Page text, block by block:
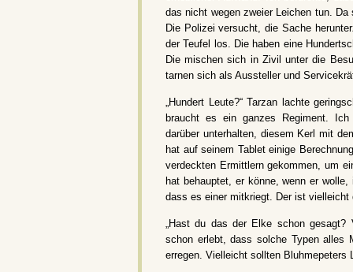
das nicht wegen zweier Leichen tun.
Die Polizei versucht, die Sache
der Teufel los. Die haben eine
Die mischen sich in Zivil unter die
tarnen sich als Aussteller und
„Hundert Leute?“ Tarzan lachte
braucht es ein ganzes Regiment.
darüber unterhalten, diesem Kerl mit
hat auf seinem Tablet einige
verdeckten Ermittlern gekommen, um
hat behauptet, er könne, wenn er
dass es einer mitkriegt. Der ist vielleicht
„Hast du das der Elke schon
schon erlebt, dass solche Typen alles
erregen. Vielleicht sollten Bluhmepeters